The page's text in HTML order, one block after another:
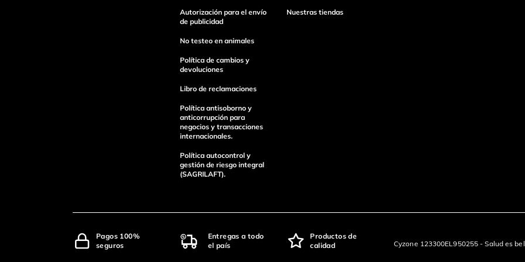
enviar comentario
Autorización para el envío
de publicidad
No testeo en animales
Política de cambios y
devoluciones
Libro de reclamaciones
Política antisoborno y
anticorrupción para
negocios y transacciones
internacionales.
Política autocontrol y
gestión de riesgo integral
(SAGRILAFT).
Nuestras tiendas
Pagos 100%
seguros
Entregas a todo
el país
Productos de
calidad
Cyzone 123300EL950255 - Salud es